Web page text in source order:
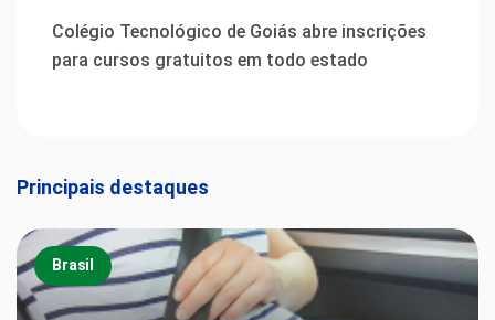
Colégio Tecnológico de Goiás abre inscrições
para cursos gratuitos em todo estado
Principais destaques
Brasil